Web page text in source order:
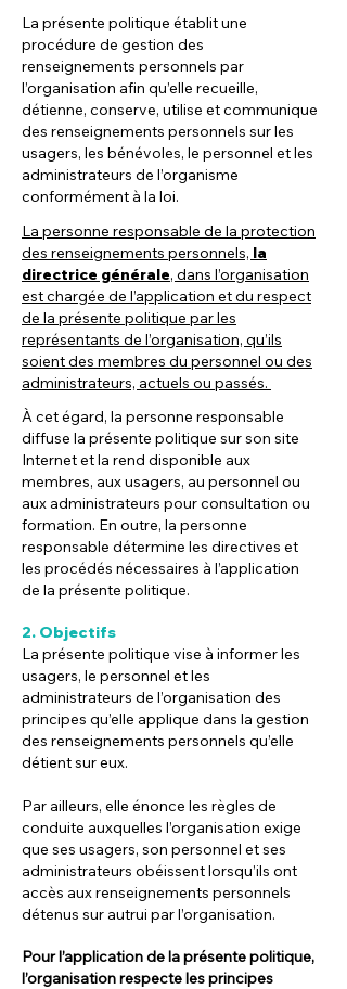
La présente politique établit une
procédure de gestion des
renseignements personnels par
l’organisation afin qu’elle recueille,
détienne, conserve, utilise et communique
des renseignements personnels sur les
usagers, les bénévoles, le personnel et les
administrateurs de l’organisme
conformément à la loi.
La personne responsable de la protection
des renseignements personnels, la
directrice générale, dans l’organisation
est chargée de l’application et du respect
de la présente politique par les
représentants de l’organisation, qu’ils
soient des membres du personnel ou des
administrateurs, actuels ou passés.
À cet égard, la personne responsable
diffuse la présente politique sur son site
Internet et la rend disponible aux
membres, aux usagers, au personnel ou
aux administrateurs pour consultation ou
formation. En outre, la personne
responsable détermine les directives et
les procédés nécessaires à l’application
de la présente politique.
2. Objectifs
La présente politique vise à informer les
usagers, le personnel et les
administrateurs de l’organisation des
principes qu’elle applique dans la gestion
des renseignements personnels qu’elle
détient sur eux.
Par ailleurs, elle énonce les règles de
conduite auxquelles l’organisation exige
que ses usagers, son personnel et ses
administrateurs obéissent lorsqu’ils ont
accès aux renseignements personnels
détenus sur autrui par l’organisation.
Pour l’application de la présente politique,
l’organisation respecte les principes